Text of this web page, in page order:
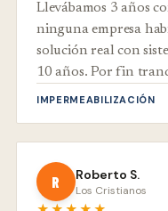
Llevábamos 3 años
ninguna empresa
solución real con
10 años. Por fin
IMPERMEABILIZACIÓN
R Roberto S.
Los Cristianos